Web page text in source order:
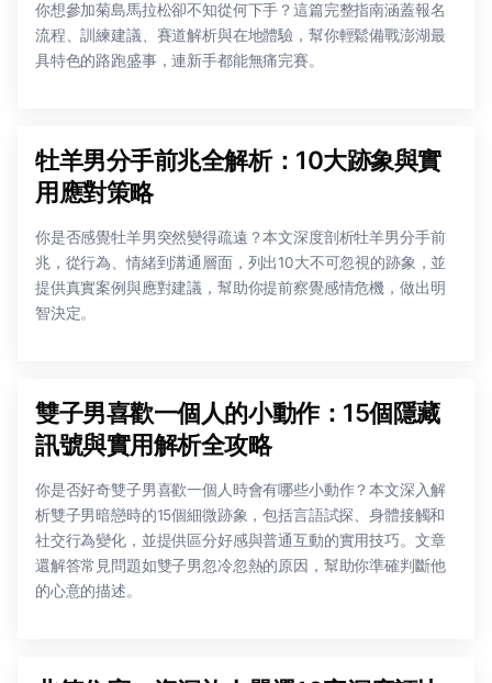
你想參加菊島馬拉松卻不知從何下手？這篇完整指南涵蓋報名
流程、訓練建議、賽道解析與在地體驗，幫你輕鬆備戰澎湖最
具特色的路跑盛事，連新手都能無痛完賽。
牡羊男分手前兆全解析：10大跡象與實
用應對策略
你是否感覺牡羊男突然變得疏遠？本文深度剖析牡羊男分手前
兆，從行為、情緒到溝通層面，列出10大不可忽視的跡象，並
提供真實案例與應對建議，幫助你提前察覺感情危機，做出明
智決定。
雙子男喜歡一個人的小動作：15個隱藏
訊號與實用解析全攻略
你是否好奇雙子男喜歡一個人時會有哪些小動作？本文深入解
析雙子男暗戀時的15個細微跡象，包括言語試探、身體接觸和
社交行為變化，並提供區分好感與普通互動的實用技巧。文章
還解答常見問題如雙子男忽冷忽熱的原因，幫助你準確判斷他
的心意的描述。